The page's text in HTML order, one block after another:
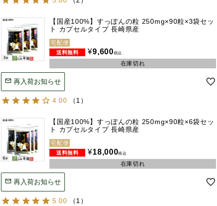
【国産100%】すっぽんの粒 250mg×90粒×3袋セッ
ト カプセルタイプ 長崎県産
宅配便
¥9,600税込
在庫切れ
再入荷お知らせ
4.00 （1 ）
【国産100%】すっぽんの粒 250mg×90粒×6袋セッ
ト カプセルタイプ 長崎県産
宅配便
¥18,000税込
在庫切れ
再入荷お知らせ
5.00 （1 ）